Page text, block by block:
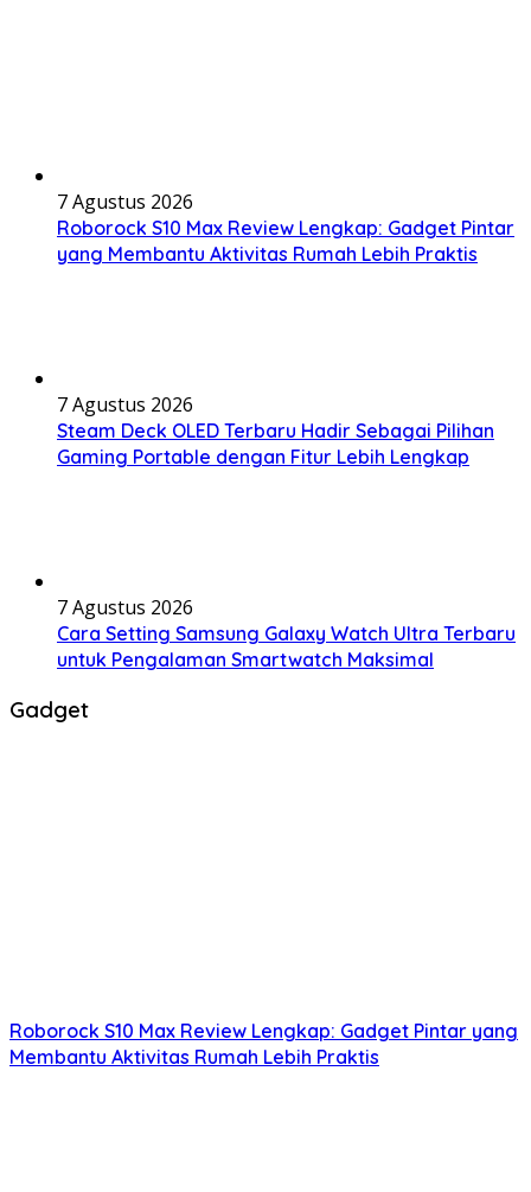
7 Agustus 2026
Roborock S10 Max Review Lengkap: Gadget Pintar
yang Membantu Aktivitas Rumah Lebih Praktis
7 Agustus 2026
Steam Deck OLED Terbaru Hadir Sebagai Pilihan
Gaming Portable dengan Fitur Lebih Lengkap
7 Agustus 2026
Cara Setting Samsung Galaxy Watch Ultra Terbaru
untuk Pengalaman Smartwatch Maksimal
Gadget
Roborock S10 Max Review Lengkap: Gadget Pintar yang
Membantu Aktivitas Rumah Lebih Praktis